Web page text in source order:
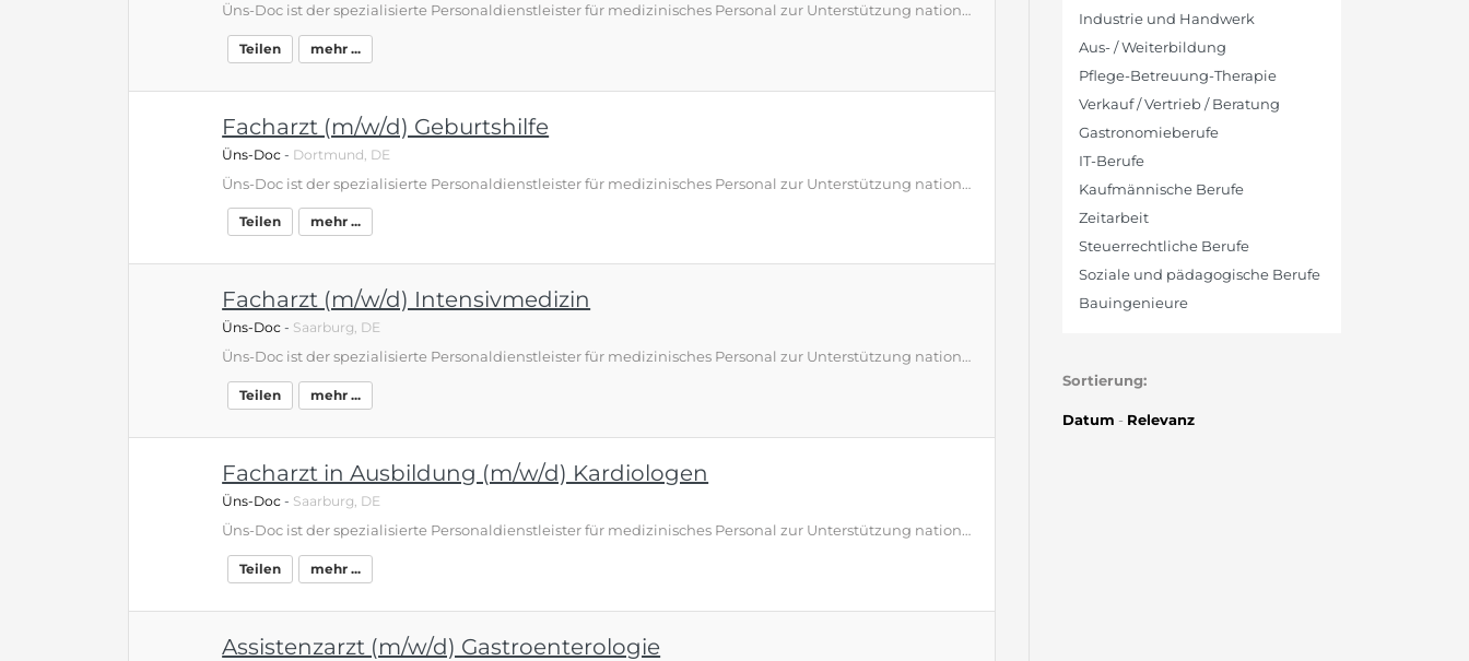
Üns-Doc ist der spezialisierte Personaldienstleister für medizinisches Personal zur Unterstützung national und international agierender Kliniken und Gesundheitseinrichtungen. Damit wir weiter den Anforderungen unserer Kunden gerecht werden können, suchen wir Sie
Teilen mehr ...
Facharzt (m/w/d) Geburtshilfe
Üns-Doc- Dortmund, DE
Üns-Doc ist der spezialisierte Personaldienstleister für medizinisches Personal zur Unterstützung national und international agierender Kliniken und Gesundheitseinrichtungen. Damit wir weiter den Anforderungen unserer Kunden gerecht werden können, suchen wir Sie
Teilen mehr ...
Facharzt (m/w/d) Intensivmedizin
Üns-Doc- Saarburg, DE
Üns-Doc ist der spezialisierte Personaldienstleister für medizinisches Personal zur Unterstützung national und international agierender Kliniken und Gesundheitseinrichtungen. Damit wir weiter den Anforderungen unserer Kunden gerecht werden können, suchen wir Sie
Teilen mehr ...
Facharzt in Ausbildung (m/w/d) Kardiologen
Üns-Doc- Saarburg, DE
Üns-Doc ist der spezialisierte Personaldienstleister für medizinisches Personal zur Unterstützung national und international agierender Kliniken und Gesundheitseinrichtungen. Damit wir weiter den Anforderungen unserer Kunden gerecht werden können, suchen wir Sie
Teilen mehr ...
Assistenzarzt (m/w/d) Gastroenterologie
Industrie und Handwerk
Aus- / Weiterbildung
Pflege-Betreuung-Therapie
Verkauf / Vertrieb / Beratung
Gastronomieberufe
IT-Berufe
Kaufmännische Berufe
Zeitarbeit
Steuerrechtliche Berufe
Soziale und pädagogische Berufe
Bauingenieure
Sortierung:
Datum - Relevanz